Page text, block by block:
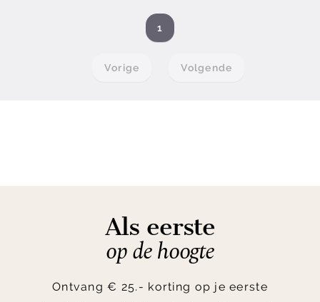
Vorige
1
Volgende
Als eerste
op de hoogte
Ontvang € 25.- korting op je eerste